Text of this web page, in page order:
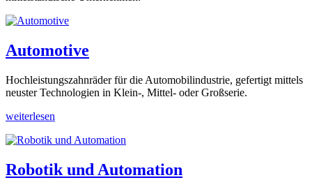
Automotive
Hochleistungszahnräder für die Automobilindustrie, gefertigt mittels
neuster Technologien in Klein-, Mittel- oder Großserie.
weiterlesen
Robotik und Automation